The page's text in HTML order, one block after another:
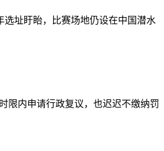
选址盱眙，比赛场地仍设在中国潜水
限内申请行政复议，也迟迟不缴纳罚